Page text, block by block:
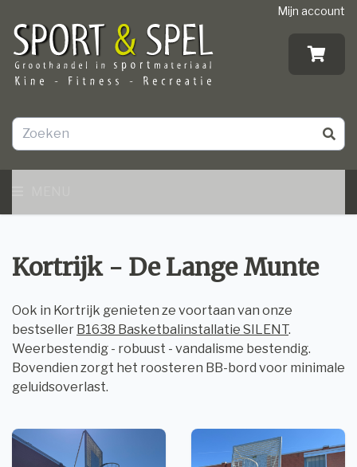
Mijn account
Kortrijk - De Lange Munte
Ook in Kortrijk genieten ze voortaan van onze
bestseller B1638 Basketbalinstallatie SILENT.
Weerbestendig - robuust - vandalisme bestendig.
Bovendien zorgt het roosteren BB-bord voor minimale
geluidsoverlast.